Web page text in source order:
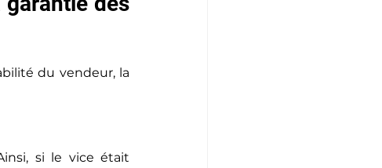
du vendeur, la
si le vice était